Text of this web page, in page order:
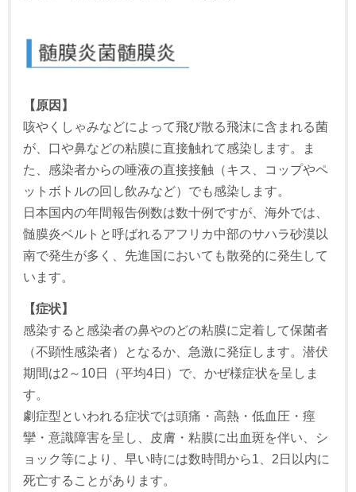
【原因】
咳やくしゃみなどによって飛び散る飛沫に含まれる菌
が、口や鼻などの粘膜に直接触れて感染します。ま
た、感染者からの唾液の直接接触（キス、コップやペ
ットボトルの回し飲みなど）でも感染します。
日本国内の年間報告例数は数十例ですが、海外では、
髄膜炎ベルトと呼ばれるアフリカ中部のサハラ砂漠以
南で発生が多く、先進国においても散発的に発生して
います。
【症状】
感染すると感染者の鼻やのどの粘膜に定着して保菌者
（不顕性感染者）となるか、急激に発症します。潜伏
期間は2～10日（平均4日）で、かぜ様症状を呈しま
す。
劇症型といわれる症状では頭痛・高熱・低血圧・痙
攣・意識障害を呈し、皮膚・粘膜に出血斑を伴い、シ
ョック等により、早い時には数時間から1、2日以内に
死亡することがあります。